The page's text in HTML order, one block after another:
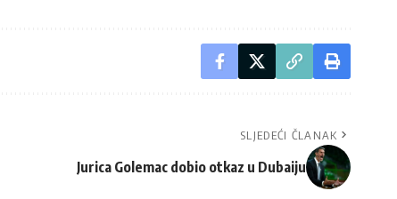
SLJEDEĆI ČLANAK
Jurica Golemac dobio otkaz u Dubaiju